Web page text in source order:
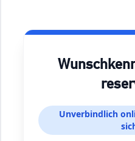
Unverbindlich